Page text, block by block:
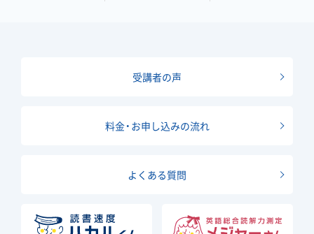
受講者の声
料金・お申し込みの流れ
よくある質問